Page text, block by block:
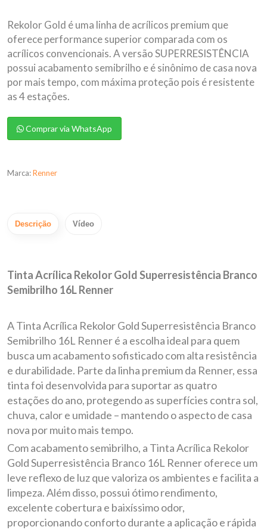
Rekolor Gold é uma linha de acrílicos premium que
oferece performance superior comparada com os
acrílicos convencionais. A versão SUPERRESISTÊNCIA
possui acabamento semibrilho e é sinônimo de casa nova
por mais tempo, com máxima proteção pois é resistente
as 4 estações.
Comprar via WhatsApp
Marca:Renner
Descrição Vídeo
Tinta Acrílica Rekolor Gold Superresistência Branco
Semibrilho 16L Renner
A Tinta Acrílica Rekolor Gold Superresistência Branco
Semibrilho 16L Renner é a escolha ideal para quem
busca um acabamento sofisticado com alta resistência
e durabilidade. Parte da linha premium da Renner, essa
tinta foi desenvolvida para suportar as quatro
estações do ano, protegendo as superfícies contra sol,
chuva, calor e umidade – mantendo o aspecto de casa
nova por muito mais tempo.
Com acabamento semibrilho, a Tinta Acrílica Rekolor
Gold Superresistência Branco 16L Renner oferece um
leve reflexo de luz que valoriza os ambientes e facilita a
limpeza. Além disso, possui ótimo rendimento,
excelente cobertura e baixíssimo odor,
proporcionando conforto durante a aplicação e rápida